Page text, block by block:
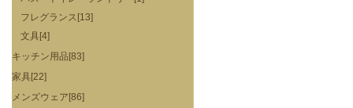
フレグランス[13]
文具[4]
キッチン用品[83]
家具[22]
メンズウェア[86]